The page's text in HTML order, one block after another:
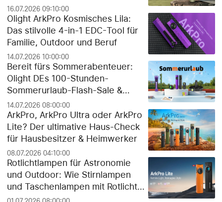
16.07.2026 09:10:00
Olight ArkPro Kosmisches Lila:
Das stilvolle 4-in-1 EDC-Tool für
Familie, Outdoor und Beruf
14.07.2026 10:00:00
Bereit fürs Sommerabenteuer:
Olight DEs 100-Stunden-
Sommerurlaub-Flash-Sale &
exklusiver Gratis-Geschenk-
Guide!
14.07.2026 08:00:00
ArkPro, ArkPro Ultra oder ArkPro
Lite? Der ultimative Haus-Check
für Hausbesitzer & Heimwerker
08.07.2026 04:10:00
Rotlichtlampen für Astronomie
und Outdoor: Wie Stirnlampen
und Taschenlampen mit Rotlicht
die Dunkeladaptation der Augen